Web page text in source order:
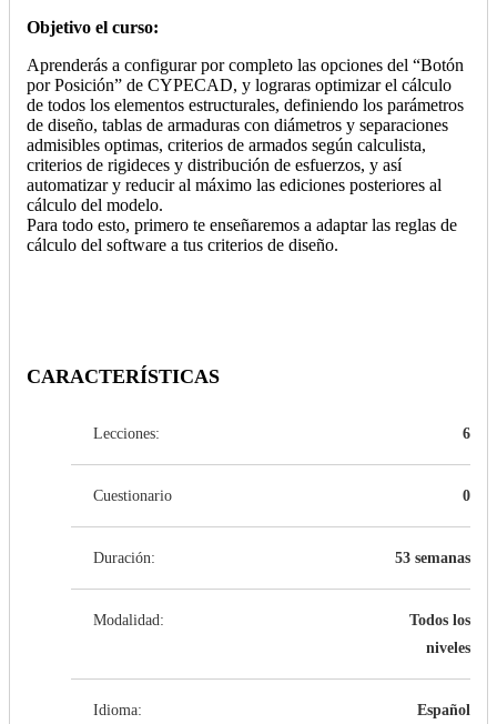
Objetivo el curso:
Aprenderás a configurar por completo las opciones del “Botón
por Posición” de CYPECAD, y lograras optimizar el cálculo
de todos los elementos estructurales, definiendo los parámetros
de diseño, tablas de armaduras con diámetros y separaciones
admisibles optimas, criterios de armados según calculista,
criterios de rigideces y distribución de esfuerzos, y así
automatizar y reducir al máximo las ediciones posteriores al
cálculo del modelo.
Para todo esto, primero te enseñaremos a adaptar las reglas de
cálculo del software a tus criterios de diseño.
CARACTERÍSTICAS
Lecciones: 6
Cuestionario 0
Duración: 53 semanas
Modalidad:
Todos los
niveles
Idioma: Español